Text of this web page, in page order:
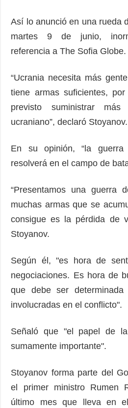
Así lo anunció en una rueda
martes 9 de junio,
referencia a The Sofia Globe.
“Ucrania necesita más
tiene armas suficientes,
previsto suministrar
ucraniano”, declaró Stoyanov.
En su opinión, “la
resolverá en el campo de
“Presentamos una guerra
muchas armas que se
consigue es la pérdida de
Stoyanov.
Según él, "es hora de
negociaciones. Es hora de
que debe ser
involucradas en el conflicto".
Señaló que "el papel de
sumamente importante".
Stoyanov forma parte del
el primer ministro Rumen
último mes que lleva en